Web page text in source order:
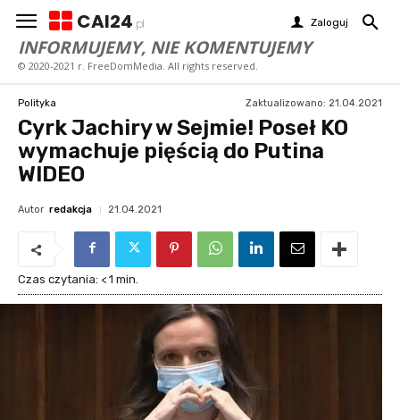
CAI24 pl Zaloguj
INFORMUJEMY, NIE KOMENTUJEMY
© 2020-2021 r. FreeDomMedia. All rights reserved.
Polityka Zaktualizowano: 21.04.2021
Cyrk Jachiry w Sejmie! Poseł KO
wymachuje pięścią do Putina
WIDEO
Autor redakcja 21.04.2021
Czas czytania: < 1 min.